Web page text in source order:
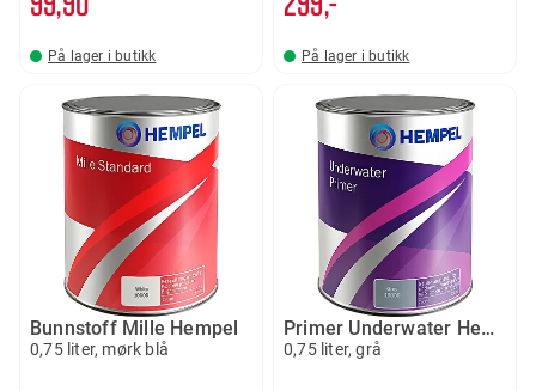
På lager i butikk På lager i butikk
Bunnstoff Mille Hempel
0,75 liter, mørk blå
Primer Underwater Hempel
0,75 liter, grå